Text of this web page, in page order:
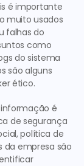
é importante
muito usados
falhas do
como
do sistema
são alguns
ético.
é
de segurança
política de
da empresa são